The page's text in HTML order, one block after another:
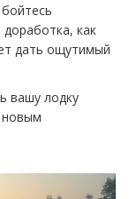
как
дать ощутимый
вашу лодку
новым